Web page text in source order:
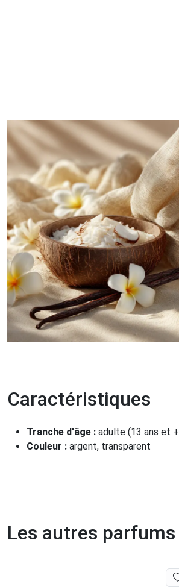
Caractéristiques
Tranche d'âge : adulte (13 ans et
Couleur : argent, transparent
Les autres